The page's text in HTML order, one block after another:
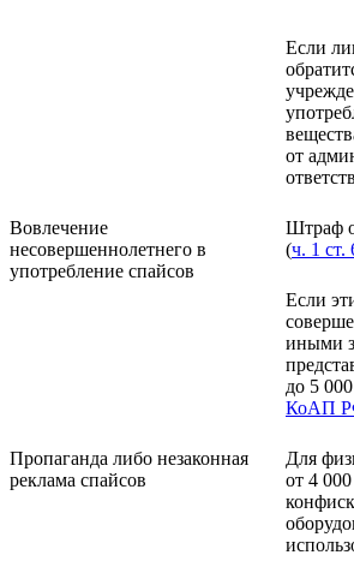
Если
от
Вовлечение
несовершеннолетнего в
употребление спайсов
Штраф
(ч. 1
Если
иными
до 5
КоАП
Пропаганда либо незаконная
реклама спайсов
Для
от 4